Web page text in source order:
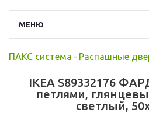
МЕНЮ
ПАКС система - Распашные
IKEA S89332176
петлями,
светлый,